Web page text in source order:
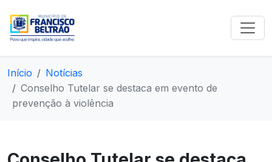
Início
Notícias
Conselho Tutelar se destaca em evento de
prevenção à violência